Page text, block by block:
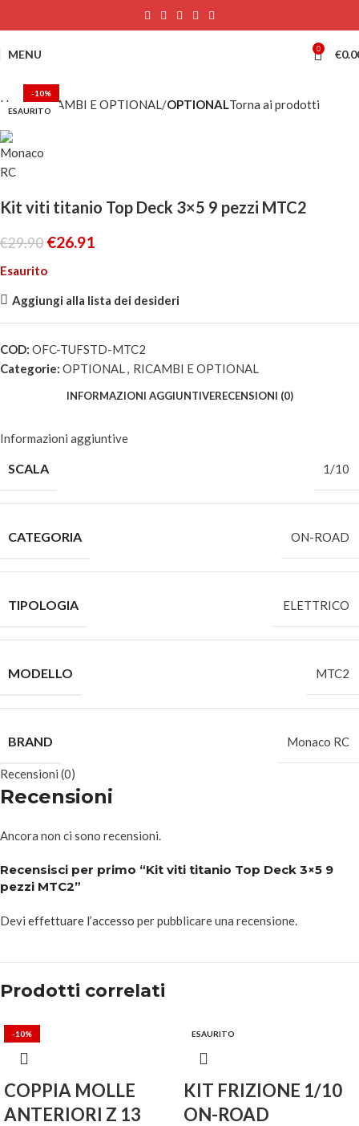
MENU 0 €
-10%
ESAURITO
Home RICAMBI E OPTIONAL OPTIONALTorna ai prodotti
Kit viti titanio Top Deck 3×5 9 pezzi MTC2
€29.90 €26.91
Esaurito
Aggiungi alla lista dei desideri
COD: OFC-TUFSTD-MTC2
Categorie: OPTIONAL, RICAMBI E OPTIONAL
INFORMAZIONI AGGIUNTIVERECENSIONI (0)
Informazioni aggiuntive
SCALA 1/10
CATEGORIA ON-ROAD
TIPOLOGIA ELETTRICO
MODELLO MTC2
BRAND Monaco RC
Recensioni (0)
Recensioni
Ancora non ci sono recensioni.
Recensisci per primo “Kit viti titanio Top Deck 3×5 9
pezzi MTC2”
Devi effettuare l’accesso per pubblicare una recensione.
Prodotti correlati
-10%
COPPIA MOLLE
ANTERIORI Z 13
ESAURITO
KIT FRIZIONE 1/10
ON-ROAD